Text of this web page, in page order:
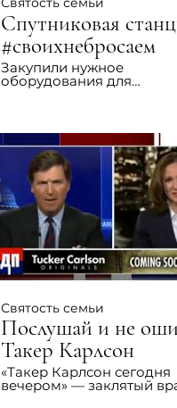
Спутниковая
#своихнебросаем
Закупили нужное
оборудования для
разведчиков в зоне СВО
Святость семьи
Послушай и не
Такер Карлсон
«Такер Карлсон сегодня
вечером» — заклятый
помпезности,